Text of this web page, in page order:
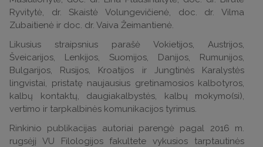
Ryvitytė, dr. Skaistė Volungevičienė, doc. dr. Vilma
Zubaitienė ir doc. dr. Vaiva Žeimantienė.
Likusius straipsnius parašė Vokietijos, Austrijos,
Šveicarijos, Lenkijos, Suomijos, Danijos, Rumunijos,
Bulgarijos, Rusijos, Kroatijos ir Jungtinės Karalystės
lingvistai, pristatę naujausius gretinamosios kalbotyros,
kalbų kontaktų, daugiakalbystės, kalbų mokymo(si),
vertimo ir tarpkalbinės komunikacijos tyrimus.
Rinkinio publikacijas autoriai parengė pagal 2016 m.
rugsėjį VU Filologijos fakultete vykusios tarptautinės